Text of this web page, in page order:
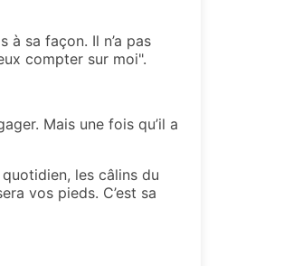
à sa façon. Il n’a pas
compter sur moi".
Mais une fois qu’il a
les câlins du
vos pieds. C’est sa